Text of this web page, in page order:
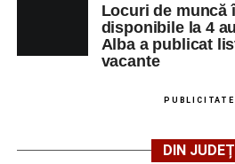
Locuri de muncă
disponibile la 4
Alba a publicat
vacante
PUBLICITATE
DIN JUDEȚ